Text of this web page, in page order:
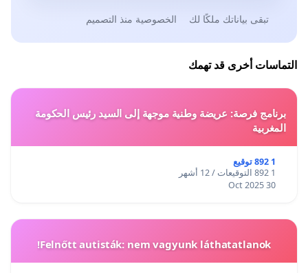
تبقى بياناتك ملكًا لك الخصوصية منذ التصميم
التماسات أخرى قد تهمك
برنامج فرصة: عريضة وطنية موجهة إلى السيد رئيس الحكومة
المغربية
1 892 توقيع
1 892 التوقيعات / 12 أشهر
30 Oct 2025
Felnőtt autisták: nem vagyunk láthatatlanok!